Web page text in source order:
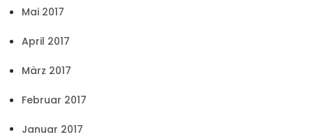
Mai 2017
April 2017
März 2017
Februar 2017
Januar 2017